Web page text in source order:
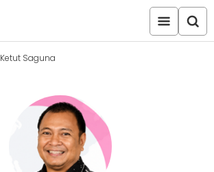
Ketut Saguna